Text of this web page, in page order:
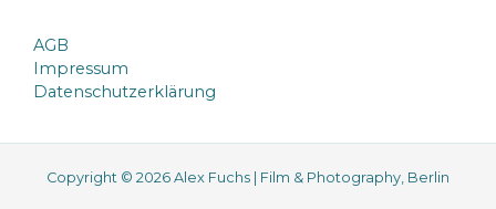
AGB
Impressum
Datenschutzerklärung
Copyright © 2026 Alex Fuchs | Film & Photography, Berlin